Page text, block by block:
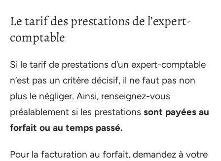
Le tarif des prestations de l’expert-
comptable
Si le tarif de prestations d’un expert-comptable
n’est pas un critère décisif, il ne faut pas non
plus le négliger. Ainsi, renseignez-vous
préalablement si les prestations sont payées au
forfait ou au temps passé.
Pour la facturation au forfait, demandez à votre